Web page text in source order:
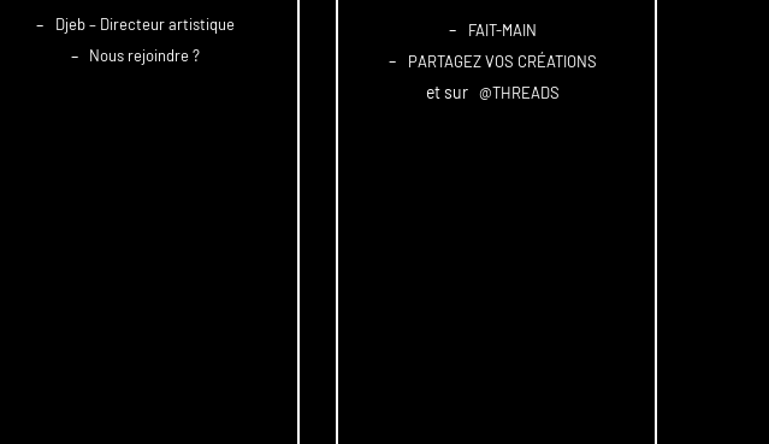
– Djeb – Directeur artistique
– Nous rejoindre ?
– FAIT-MAIN
– PARTAGEZ VOS CRÉATIONS
et sur @THREADS